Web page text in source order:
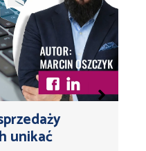
unikać